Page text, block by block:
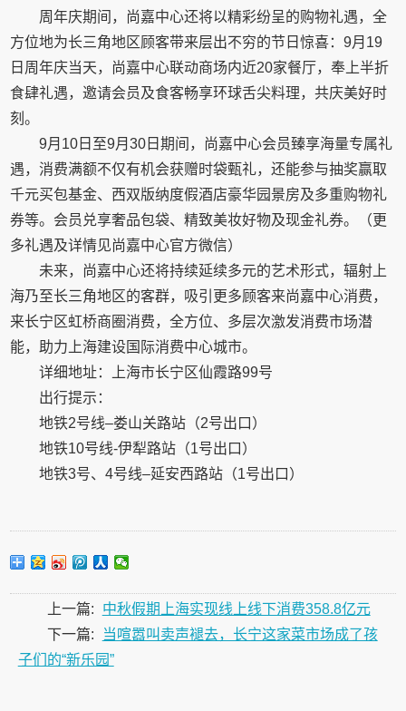
周年庆期间，尚嘉中心还将以精彩纷呈的购物礼遇，全
方位地为长三角地区顾客带来层出不穷的节日惊喜：9月19
日周年庆当天，尚嘉中心联动商场内近20家餐厅，奉上半折
食肆礼遇，邀请会员及食客畅享环球舌尖料理，共庆美好时
刻。
9月10日至9月30日期间，尚嘉中心会员臻享海量专属礼
遇，消费满额不仅有机会获赠时袋甄礼，还能参与抽奖赢取
千元买包基金、西双版纳度假酒店豪华园景房及多重购物礼
券等。会员兑享奢品包袋、精致美妆好物及现金礼券。（更
多礼遇及详情见尚嘉中心官方微信）
未来，尚嘉中心还将持续延续多元的艺术形式，辐射上
海乃至长三角地区的客群，吸引更多顾客来尚嘉中心消费，
来长宁区虹桥商圈消费，全方位、多层次激发消费市场潜
能，助力上海建设国际消费中心城市。
详细地址：上海市长宁区仙霞路99号
出行提示：
地铁2号线–娄山关路站（2号出口）
地铁10号线-伊犁路站（1号出口）
地铁3号、4号线–延安西路站（1号出口）
上一篇:
中秋假期上海实现线上线下消费358.8亿元
下一篇:
当喧嚣叫卖声褪去，长宁这家菜市场成了孩
子们的“新乐园”